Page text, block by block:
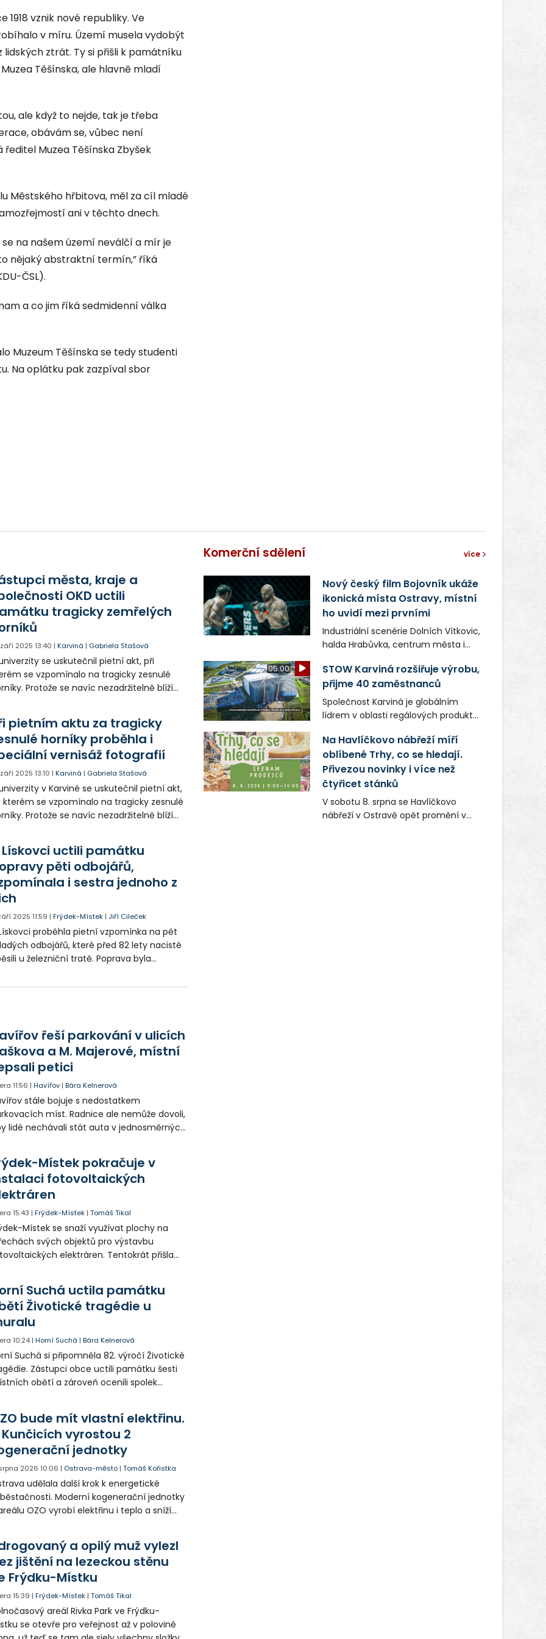
vznik nové republiky. Ve
v míru. Území musela vydobýt
ztrát. Ty si přišli k památníku
Těšínska, ale hlavně mladí
ale když to nejde, tak je třeba
obávám se, vůbec není
Muzea Těšínska Zbyšek
Městského hřbitova, měl za cíl mladé
ani v těchto dnech.
na našem území neválčí a mír je
nějaký abstraktní termín,” říká
ČSL).
a co jim říká sedmidenní válka
Muzeum Těšínska se tedy studenti
Na oplátku pak zazpíval sbor
města, kraje a
OKD uctili
tragicky zemřelých
září 2025 13:40 |Karviná | Gabriela Stašová
se uskutečnil pietní akt, při
se vzpomínalo na tragicky zesnulé
Protože se navíc nezadržitelně blíží
při této příležitosti otevřela speciální
pietním aktu za tragicky
horníky proběhla i
vernisáž fotografií
září 2025 13:10 |Karviná | Gabriela Stašová
v Karviné se uskutečnil pietní akt,
kterém se vzpomínalo na tragicky zesnulé
Protože se navíc nezadržitelně blíží
při této příležitosti otevřela speciální
Lískovci uctili památku
pěti odbojářů,
i sestra jednoho z
2025 11:59 |Frýdek-Místek |Jiří Cileček
proběhla pietní vzpomínka na pět
odbojářů, které před 82 lety nacisté
u železniční tratě. Poprava byla
vlaku. Aktu se zúčastnili zástupci
řeší parkování v ulicích
a M. Majerové, místní
petici
11:56 |Havířov |Bára Kelnerová
stále bojuje s nedostatkem
míst. Radnice ale nemůže dovoli,
lidé nechávali stát auta v jednosměrných
někteří obyvatelé rozhodli sepsat petici.
Místek pokračuje v
fotovoltaických
15:43 |Frýdek-Místek |Tomáš Tikal
Místek se snaží využívat plochy na
svých objektů pro výstavbu
elektráren. Tentokrát přišla
Suchá uctila památku
Životické tragédie u
10:24 |Horní Suchá |Bára Kelnerová
Suchá si připomněla 82. výročí Životické
Zástupci obce uctili památku šesti
obětí a zároveň ocenili spolek
bude mít vlastní elektřinu.
Kunčicích vyrostou 2
jednotky
2026 10:06 | Ostrava-město |Tomáš Kořistka
udělala další krok k energetické
Moderní kogenerační jednotky
OZO vyrobí elektřinu i teplo a sníží
a opilý muž vylezl
jištění na lezeckou stěnu
Frýdku-Místku
15:39 |Frýdek-Místek |Tomáš Tikal
areál Rivka Park ve Frýdku-
se otevře pro veřejnost až v polovině
Komerční sdělení více
Nový český film Bojovník ukáže
ikonická místa Ostravy, místní
ho uvidí mezi prvními
Industriální scenérie Dolních Vítkovic,
halda Hrabůvka, centrum města i
v novém filmu Bojovník, který vstoupí
do kin už 13. srpna. Režiséři Vojtěch
Frič a Tomáš Dianiška si
moravskoslezskou metropoli
nevybrali náhodou – její syrová
atmosféra se stala přirozenou
součástí příběhu bývalého
boxerského šampiona Hoffa (Milan
Ondrík), jenž se po letech vrací do
světa vrcholových zápasů, tentokrát
v MMA.
05:00
STOW Karviná rozšiřuje výrobu,
přijme 40 zaměstnanců
Společnost Karviná je globálním
lídrem v oblasti regálových produktů
zaměstnavatelem na Karvinsku a
firmou s obrovským potenciálem.
Na Havlíčkovo nábřeží míří
oblíbené Trhy, co se hledají.
Přivezou novinky i více než
čtyřicet stánků
V sobotu 8. srpna se Havlíčkovo
nábřeží v Ostravě opět promění v